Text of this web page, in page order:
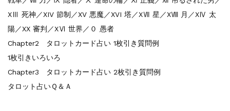
XⅢ 死神／XIV 節制／XV 悪魔／XVI 塔／XⅦ 星／XⅧ 月／XⅣ 太
陽／XX 審判／XⅥ 世界／０ 愚者
Chapter2 タロットカード占い 1枚引き質問例
1枚引きいろいろ
Chapter3 タロットカード占い 2枚引き質問例
タロット占いＱ＆Ａ